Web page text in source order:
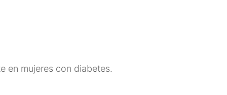
en mujeres con diabetes.